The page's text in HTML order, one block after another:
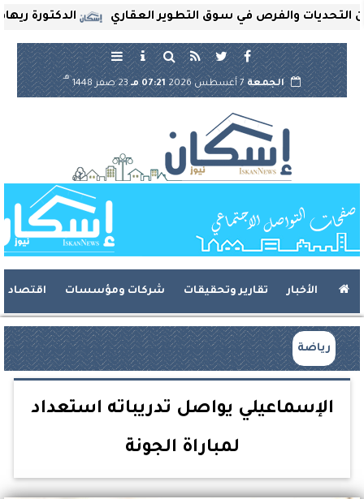
الدكتورة ريهام والفرص في سوق التطوير العقاري
الجمعة 07:21 مـ 23 صفر 1448
هـ
الأخبار تقارير وتحقيقات شركات ومؤسسات اقتصاد
رياضة
الإسماعيلي يواصل تدريباته استعداد
لمباراة الجونة